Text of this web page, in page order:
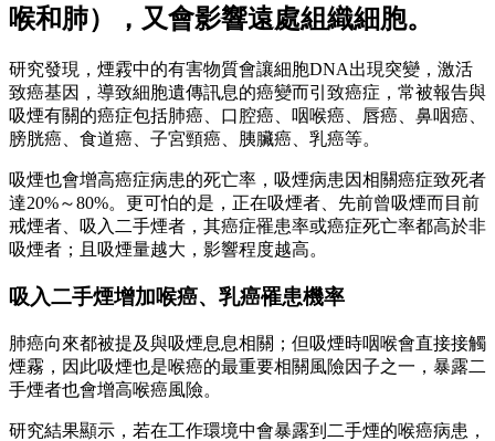
喉和肺），又會影響遠處組織細胞。
研究發現，煙霚中的有害物質會讓細胞DNA出現突變，激活
致癌基因，導致細胞遺傳訊息的癌變而引致癌症，常被報告與
吸煙有關的癌症包括肺癌、口腔癌、咽喉癌、唇癌、鼻咽癌、
膀胱癌、食道癌、子宮頸癌、胰臟癌、乳癌等。
吸煙也會增高癌症病患的死亡率，吸煙病患因相關癌症致死者
達20%～80%。更可怕的是，正在吸煙者、先前曾吸煙而目前
戒煙者、吸入二手煙者，其癌症罹患率或癌症死亡率都高於非
吸煙者；且吸煙量越大，影響程度越高。
吸入二手煙增加喉癌、乳癌罹患機率
肺癌向來都被提及與吸煙息息相關；但吸煙時咽喉會直接接觸
煙霧，因此吸煙也是喉癌的最重要相關風險因子之一，暴露二
手煙者也會增高喉癌風險。
研究結果顯示，若在工作環境中會暴露到二手煙的喉癌病患，